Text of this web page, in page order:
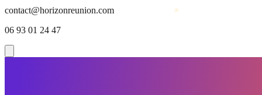
contact@horizonreunion.com
06 93 01 24 47